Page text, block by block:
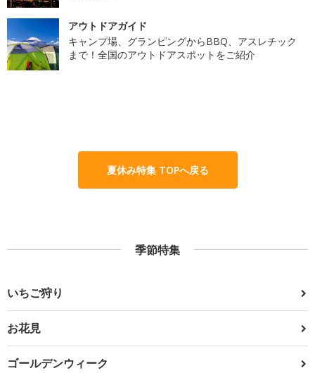
アウトドアガイド
キャンプ場、グランピングからBBQ、アスレチック
まで！全国のアウトドアスポットをご紹介
夏休み特集 TOPへ戻る
季節特集
いちご狩り
お花見
ゴールデンウィーク